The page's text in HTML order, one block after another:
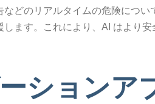
どのリアルタイムの危険につ
ます。これにより、AI はより
ションア